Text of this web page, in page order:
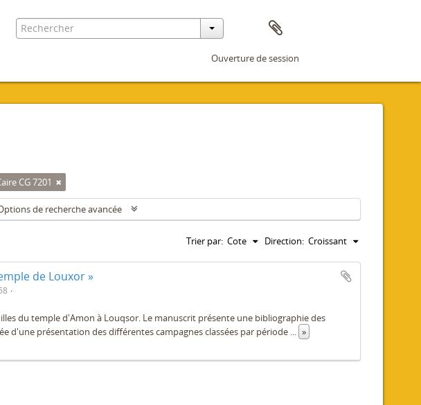
Ouverture de session
CG 7201
de recherche avancée
Trier par: Cote Direction: Croissant
de Louxor »
du temple d'Amon à Louqsor. Le manuscrit présente une bibliographie des
d'une présentation des différentes campagnes classées par période ... »